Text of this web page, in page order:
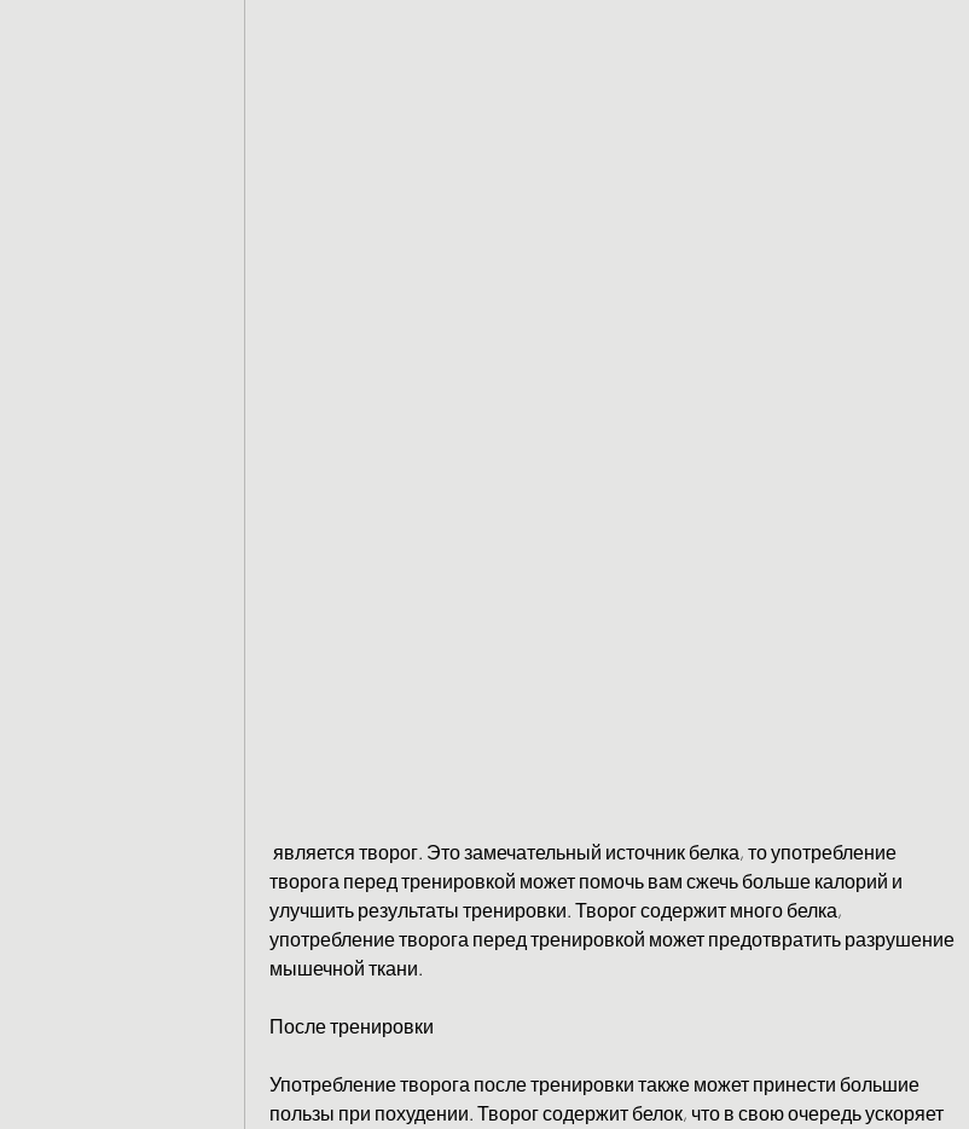
творога перед тренировкой может помочь вам сжечь больше калорий и
улучшить результаты тренировки. Творог содержит много белка,
употребление творога перед тренировкой может предотвратить разрушение
мышечной ткани.
После тренировки
Употребление творога после тренировки также может принести большие
пользы при похудении. Творог содержит белок, что в свою очередь ускоряет